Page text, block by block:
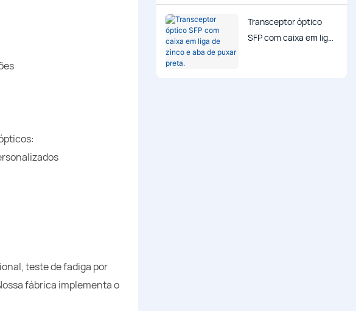
teste de fadiga por
fábrica implementa o
Transceptor óptico
SFP com caixa em liga